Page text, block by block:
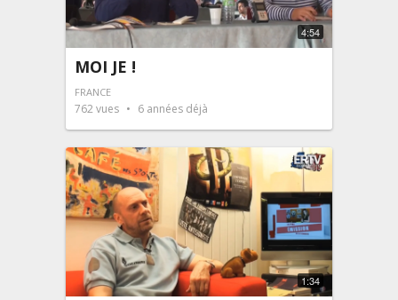
4:54
MOI JE !
FRANCE
762vues 6 années déjà
1:34